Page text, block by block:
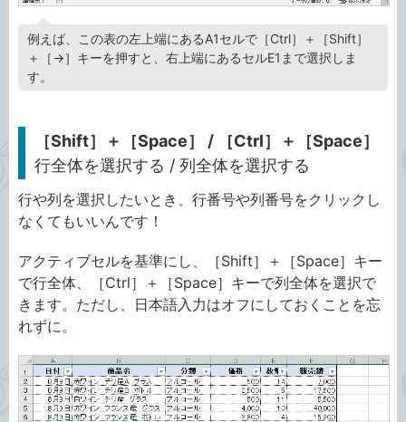
例えば、この表の左上端にあるA1セルで［Ctrl］＋［Shift］
＋［→］キーを押すと、右上端にあるセルE1まで選択しま
す。
［Shift］＋［Space］ / ［Ctrl］＋［Space］
行全体を選択する / 列全体を選択する
行や列を選択したいとき、行番号や列番号をクリックし
なくてもいいんです！
アクティブセルを基準にし、［Shift］＋［Space］キー
で行全体、［Ctrl］＋［Space］キーで列全体を選択で
きます。ただし、日本語入力はオフにしておくことを忘
れずに。